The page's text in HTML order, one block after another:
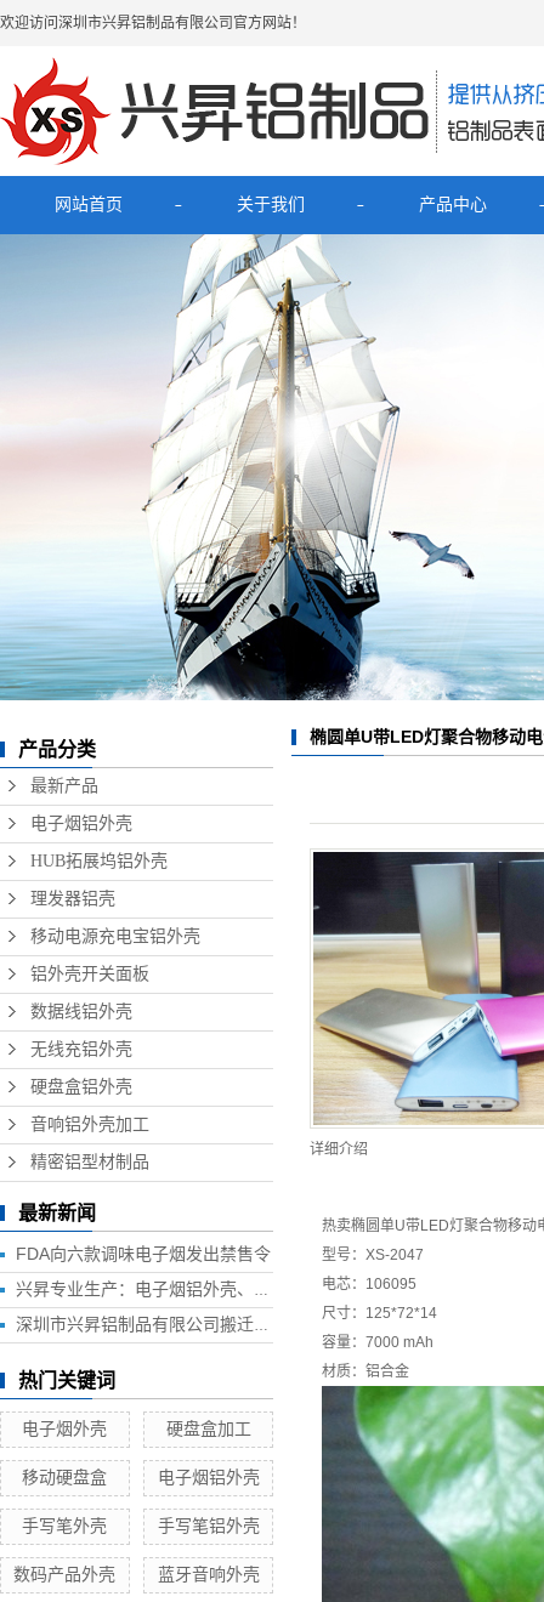
欢迎访问深圳市兴昇铝制品有限公司官方网站！
网站首页 关于我们
公司简介
联系我们
产品中心
移动电源充电宝铝外壳
数据线铝外壳
硬盘盒铝外壳
产品分类
最新产品
电子烟铝外壳
HUB拓展坞铝外壳
理发器铝壳
移动电源充电宝铝外壳
铝外壳开关面板
数据线铝外壳
无线充铝外壳
硬盘盒铝外壳
音响铝外壳加工
精密铝型材制品
最新新闻
FDA向六款调味电子烟发出禁售令
兴昇专业生产：电子烟铝外壳、电子烟外壳、HUB铝外壳、移动电源外壳、无线充铝外壳等铝制品外壳
深圳市兴昇铝制品有限公司搬迁联络函
热门关键词
电子烟外壳 硬盘盒加工
移动硬盘盒 电子烟铝外壳
手写笔外壳 手写笔铝外壳
数码产品外壳 蓝牙音响外壳
椭圆单U带LED灯聚合物移动
详细介绍
热卖椭圆单U带LED灯 聚合物移动
型号：XS-2047
电芯：106095
尺寸：125*72*14
容量：7000 mAh
材质：铝合金